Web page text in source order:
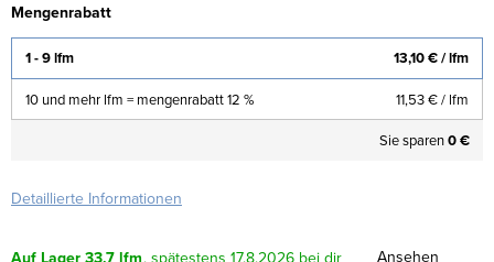
Mengenrabatt
1 - 9 lfm 13,10 €/ lfm
10 und mehr lfm = mengenrabatt 12 % 11,53 €/ lfm
Sie sparen0 €
Detaillierte Informationen
Ansehen